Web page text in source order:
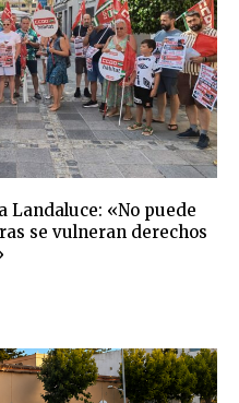
Landaluce: «No puede
se vulneran derechos